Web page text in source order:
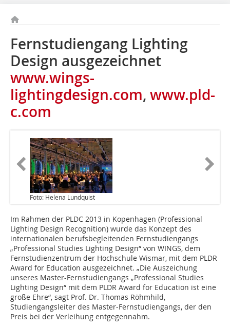
Fernstudiengang Lighting
Design ausgezeichnet
www.wings-
lightingdesign.com, www.pld-
c.com
Foto: Helena Lundquist
Im Rahmen der PLDC 2013 in Kopenhagen (Professional
Lighting Design Recognition) wurde das Konzept des
internationalen berufsbegleitenden Fernstudiengangs
„Professional Studies Lighting Design“ von WINGS, dem
Fernstudienzentrum der Hochschule Wismar, mit dem PLDR
Award for Education ausgezeichnet. „Die Auszeichung
unseres Master-Fernstudiengangs „Professional Studies
Lighting Design“ mit dem PLDR Award for Education ist eine
große Ehre“, sagt Prof. Dr. Thomas Röhmhild,
Studiengangsleiter des Master-Fernstudiengangs, der den
Preis bei der Verleihung entgegennahm.